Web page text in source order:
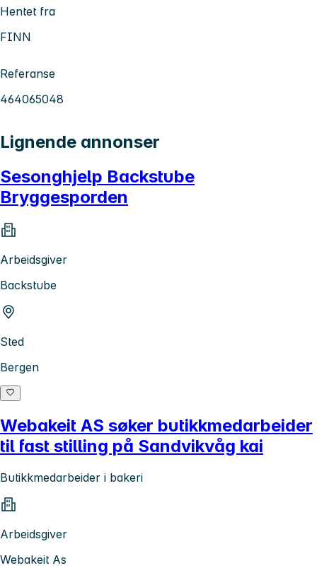
Hentet fra
FINN
Referanse
464065048
Lignende annonser
Sesonghjelp Backstube
Bryggesporden
Arbeidsgiver
Backstube
Sted
Bergen
Webakeit AS søker butikkmedarbeider
til fast stilling på Sandvikvåg kai
Butikkmedarbeider i bakeri
Arbeidsgiver
Webakeit As